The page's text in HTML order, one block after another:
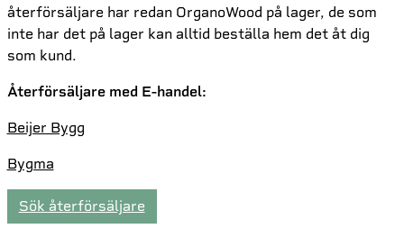
återförsäljare har redan OrganoWood på lager, de som
inte har det på lager kan alltid beställa hem det åt dig
som kund.
Återförsäljare med E-handel:
Beijer Bygg
Bygma
Sök återförsäljare